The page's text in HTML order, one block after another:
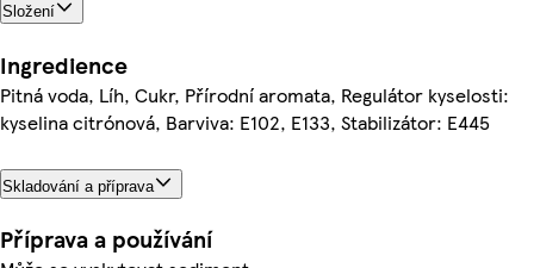
Složení
Ingredience
Pitná voda, Líh, Cukr, Přírodní aromata, Regulátor kyselosti:
kyselina citrónová, Barviva: E102, E133, Stabilizátor: E445
Skladování a příprava
Příprava a používání